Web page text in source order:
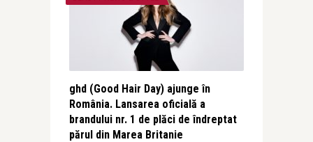
ghd (Good Hair Day) ajunge în
România. Lansarea oficială a
brandului nr. 1 de plăci de îndreptat
părul din Marea Britanie